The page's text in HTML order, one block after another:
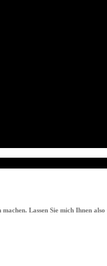
Lassen Sie mich Ihnen